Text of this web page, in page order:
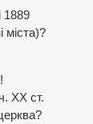
1889
міста)?
ХХ ст.